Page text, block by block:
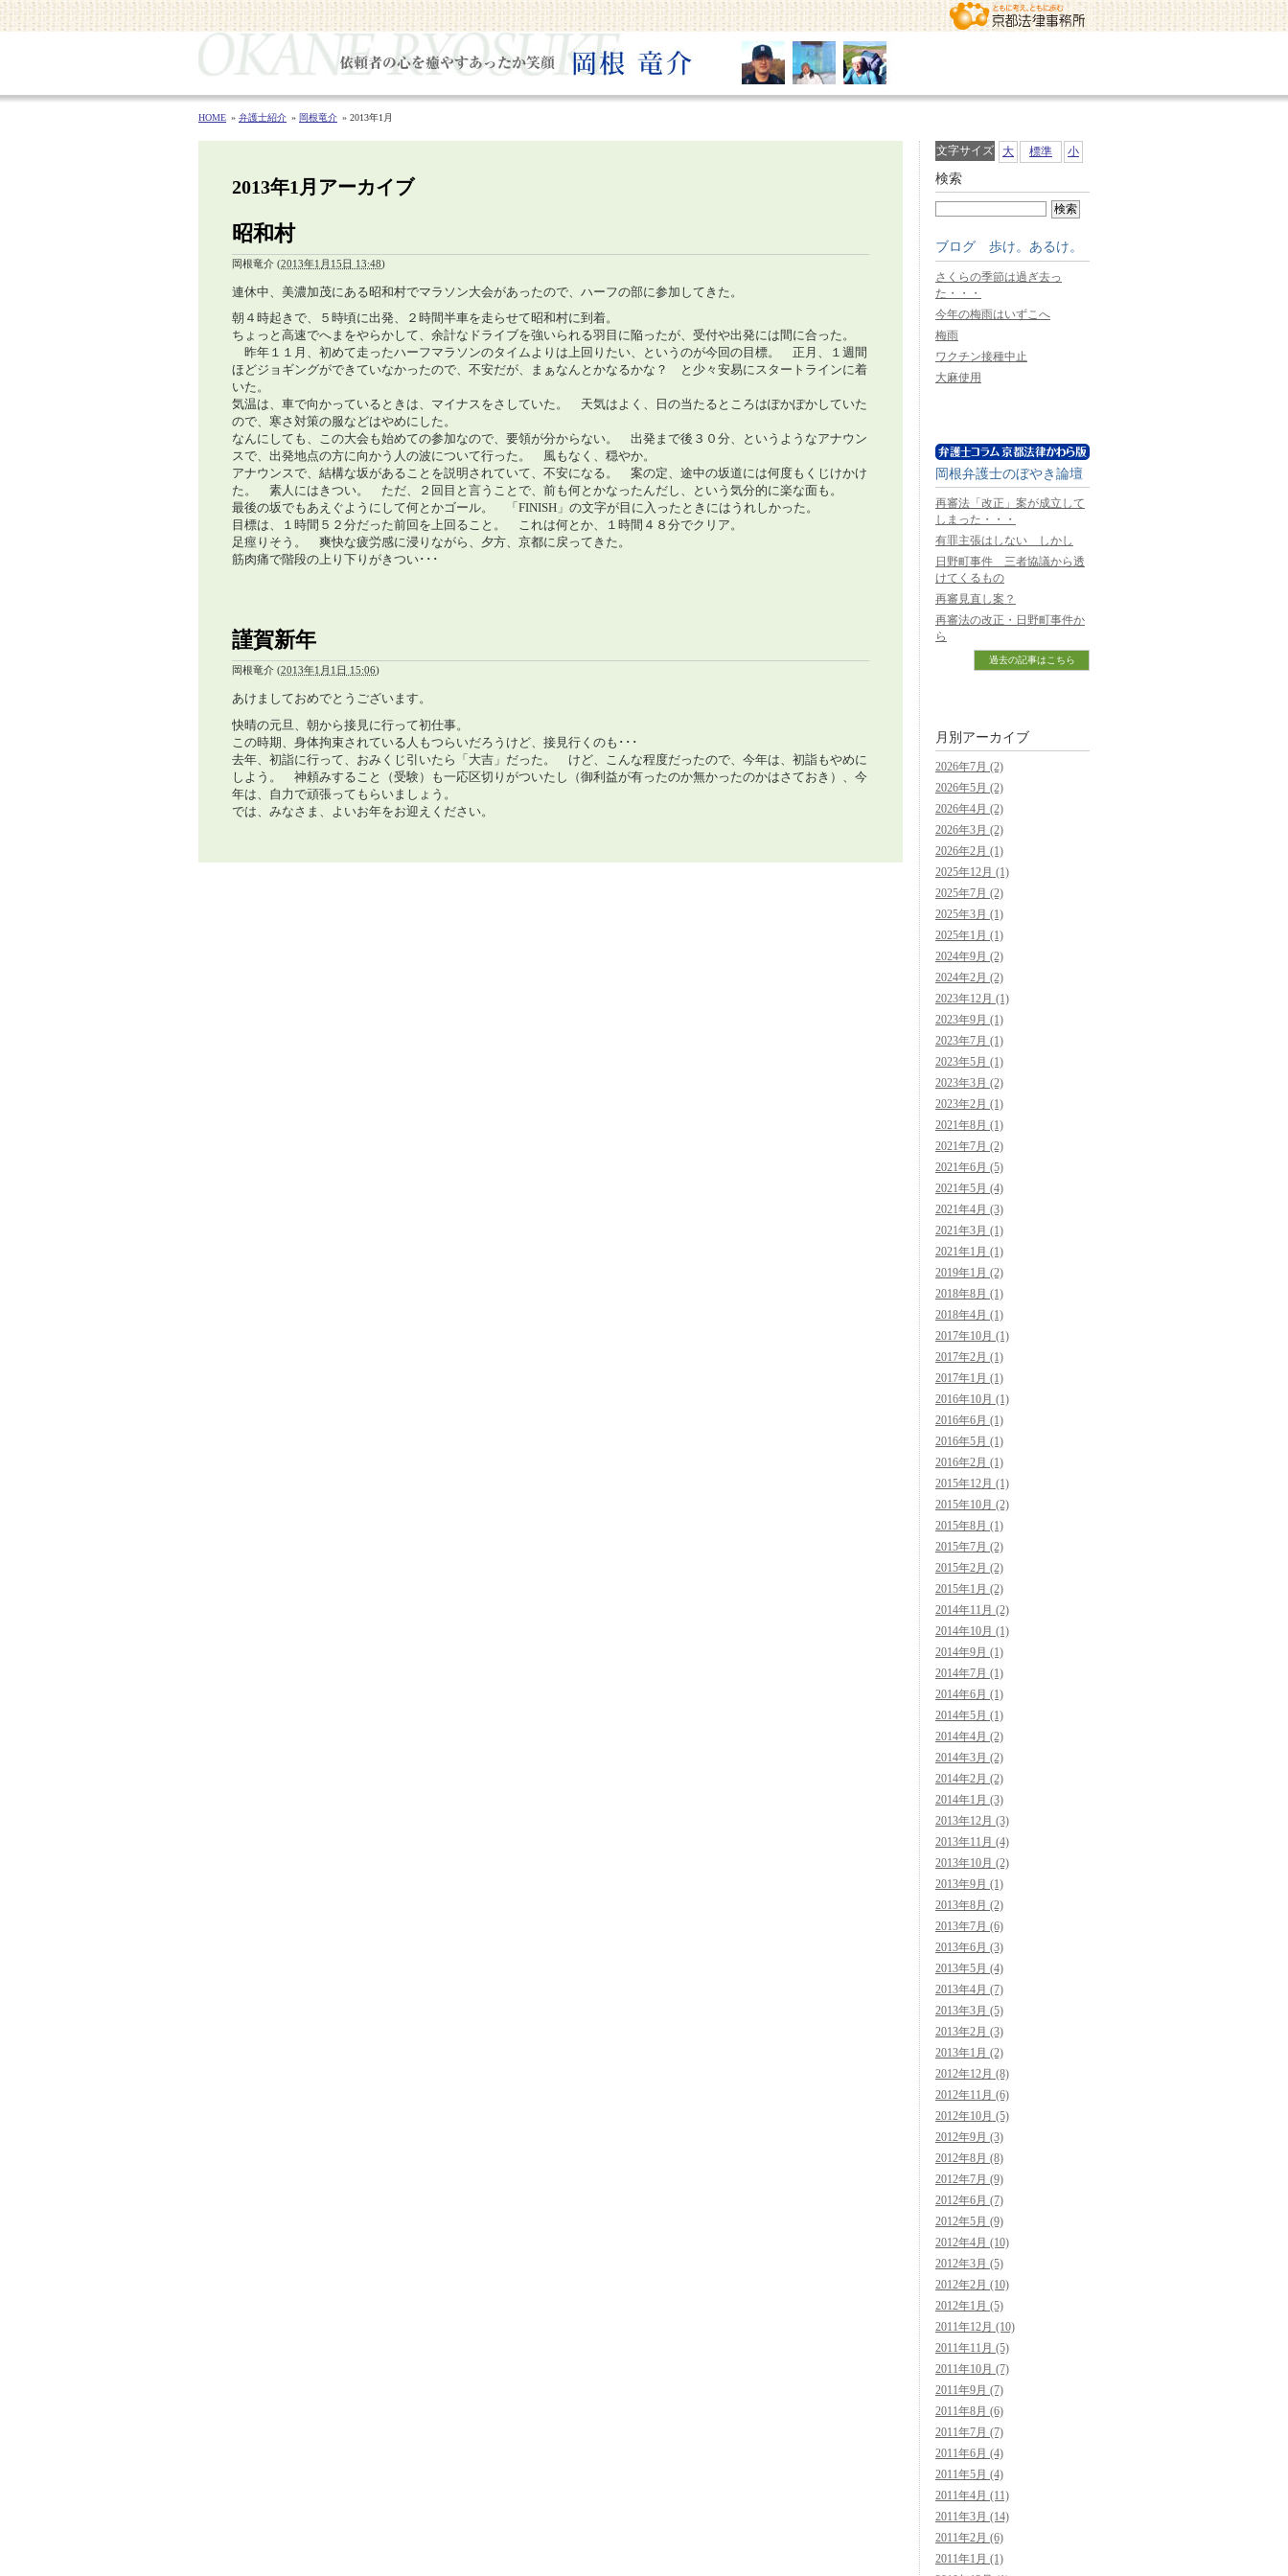
HOME 弁護士紹介 岡根竜介 2013年1月
2013年1月アーカイブ
昭和村
岡根竜介 (2013年1月15日 13:48)
連休中、美濃加茂にある昭和村でマラソン大会があったので、ハーフの部に参加してきた。
朝４時起きで、５時頃に出発、２時間半車を走らせて昭和村に到着。
ちょっと高速でへまをやらかして、余計なドライブを強いられる羽目に陥ったが、受付や出発には間に合った。
昨年１１月、初めて走ったハーフマラソンのタイムよりは上回りたい、というのが今回の目標。 正月、１週間
ほどジョギングができていなかったので、不安だが、まぁなんとかなるかな？ と少々安易にスタートラインに着
いた。
気温は、車で向かっているときは、マイナスをさしていた。 天気はよく、日の当たるところはぽかぽかしていた
ので、寒さ対策の服などはやめにした。
なんにしても、この大会も始めての参加なので、要領が分からない。 出発まで後３０分、というようなアナウン
スで、出発地点の方に向かう人の波について行った。 風もなく、穏やか。
アナウンスで、結構な坂があることを説明されていて、不安になる。 案の定、途中の坂道には何度もくじけかけ
た。 素人にはきつい。 ただ、２回目と言うことで、前も何とかなったんだし、という気分的に楽な面も。
最後の坂でもあえぐようにして何とかゴール。 「FINISH」の文字が目に入ったときにはうれしかった。
目標は、１時間５２分だった前回を上回ること。 これは何とか、１時間４８分でクリア。
足痙りそう。 爽快な疲労感に浸りながら、夕方、京都に戻ってきた。
筋肉痛で階段の上り下りがきつい･･･
謹賀新年
岡根竜介 (2013年1月1日 15:06)
あけましておめでとうございます。
快晴の元旦、朝から接見に行って初仕事。
この時期、身体拘束されている人もつらいだろうけど、接見行くのも･･･
去年、初詣に行って、おみくじ引いたら「大吉」だった。 けど、こんな程度だったので、今年は、初詣もやめに
しよう。 神頼みすること（受験）も一応区切りがついたし（御利益が有ったのか無かったのかはさておき）、今
年は、自力で頑張ってもらいましょう。
では、みなさま、よいお年をお迎えください。
文字サイズ 大 標準 小
検索
ブログ 歩け。あるけ。
さくらの季節は過ぎ去っ
た・・・
今年の梅雨はいずこへ
梅雨
ワクチン接種中止
大麻使用
岡根弁護士のぼやき論壇
再審法「改正」案が成立して
しまった・・・
有罪主張はしない しかし
日野町事件 三者協議から透
けてくるもの
再審見直し案？
再審法の改正・日野町事件か
ら
過去の記事はこちら
月別アーカイブ
2026年7月 (2)
2026年5月 (2)
2026年4月 (2)
2026年3月 (2)
2026年2月 (1)
2025年12月 (1)
2025年7月 (2)
2025年3月 (1)
2025年1月 (1)
2024年9月 (2)
2024年2月 (2)
2023年12月 (1)
2023年9月 (1)
2023年7月 (1)
2023年5月 (1)
2023年3月 (2)
2023年2月 (1)
2021年8月 (1)
2021年7月 (2)
2021年6月 (5)
2021年5月 (4)
2021年4月 (3)
2021年3月 (1)
2021年1月 (1)
2019年1月 (2)
2018年8月 (1)
2018年4月 (1)
2017年10月 (1)
2017年2月 (1)
2017年1月 (1)
2016年10月 (1)
2016年6月 (1)
2016年5月 (1)
2016年2月 (1)
2015年12月 (1)
2015年10月 (2)
2015年8月 (1)
2015年7月 (2)
2015年2月 (2)
2015年1月 (2)
2014年11月 (2)
2014年10月 (1)
2014年9月 (1)
2014年7月 (1)
2014年6月 (1)
2014年5月 (1)
2014年4月 (2)
2014年3月 (2)
2014年2月 (2)
2014年1月 (3)
2013年12月 (3)
2013年11月 (4)
2013年10月 (2)
2013年9月 (1)
2013年8月 (2)
2013年7月 (6)
2013年6月 (3)
2013年5月 (4)
2013年4月 (7)
2013年3月 (5)
2013年2月 (3)
2013年1月 (2)
2012年12月 (8)
2012年11月 (6)
2012年10月 (5)
2012年9月 (3)
2012年8月 (8)
2012年7月 (9)
2012年6月 (7)
2012年5月 (9)
2012年4月 (10)
2012年3月 (5)
2012年2月 (10)
2012年1月 (5)
2011年12月 (10)
2011年11月 (5)
2011年10月 (7)
2011年9月 (7)
2011年8月 (6)
2011年7月 (7)
2011年6月 (4)
2011年5月 (4)
2011年4月 (11)
2011年3月 (14)
2011年2月 (6)
2011年1月 (1)